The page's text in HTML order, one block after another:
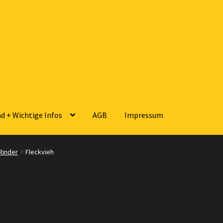
+ Wichtige Infos AGB Impressum
Zahlungsarten
Fleckvieh